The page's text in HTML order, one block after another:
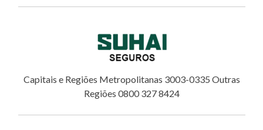
Capitais e Regiões Metropolitanas 3003-0335 Outras
Regiões 0800 327 8424